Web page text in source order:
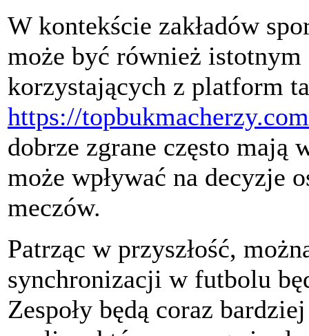
W kontekście zakładów
może być również
korzystających z platform
https://
dobrze zgrane często mają
może wpływać na decyzje
meczów.
Patrząc w przyszłość,
synchronizacji w futbolu
Zespoły będą coraz